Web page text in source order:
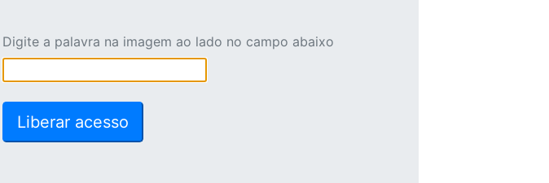
Digite a palavra na imagem ao lado no campo abaixo